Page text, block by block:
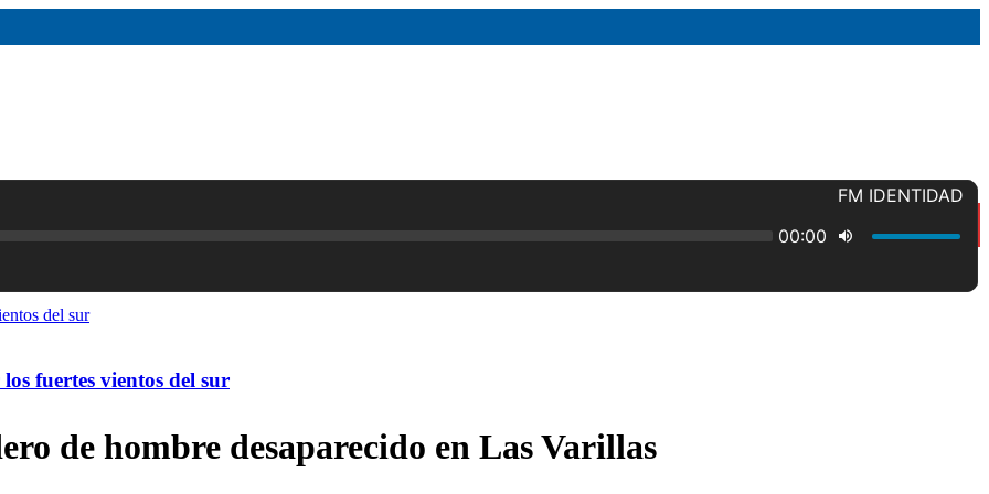
fuertes vientos del sur
de hombre desaparecido en Las Varillas